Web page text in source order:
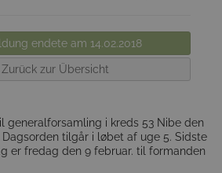
endete am 14.02.2018
Zurück zur Übersicht
generalforsamling i kreds 53 Nibe den
Dagsorden tilgår i løbet af uge 5. Sidste
er fredag den 9 februar. til formanden